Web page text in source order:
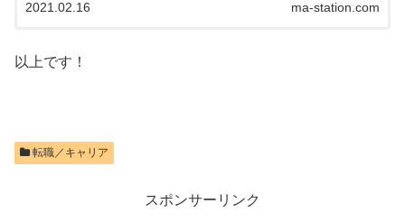
ma-station.com
2021.02.16
以上です！
転職／キャリア
スポンサーリンク